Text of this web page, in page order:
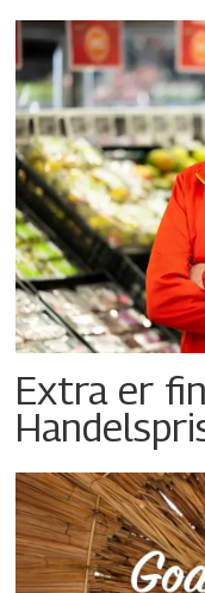
Extra er